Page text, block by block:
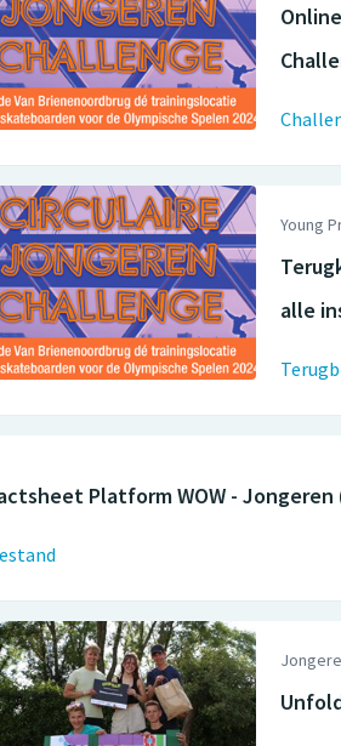
alle
Young
Platform WOW - Jongeren